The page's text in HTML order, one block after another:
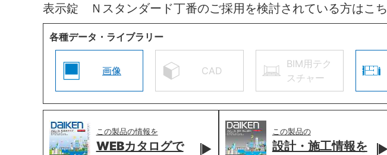
表示錠 Ｎスタンダード丁番のご採用を検討されている方はこ
各種データ・ライブラリー
画像 CAD
BIM用テク
スチャー
この製品の情報を
WEBカタログで
この製品の
設計・施工情報を